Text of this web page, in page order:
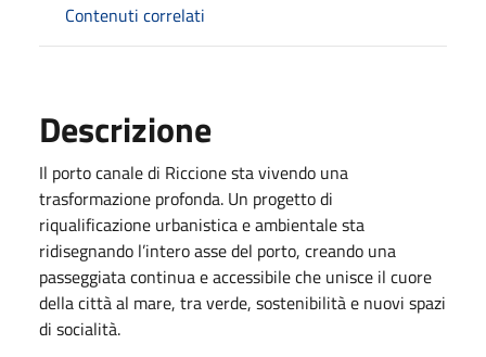
Contenuti correlati
Descrizione
Il porto canale di Riccione sta vivendo una
trasformazione profonda. Un progetto di
riqualificazione urbanistica e ambientale sta
ridisegnando l’intero asse del porto, creando una
passeggiata continua e accessibile che unisce il cuore
della città al mare, tra verde, sostenibilità e nuovi spazi
di socialità.